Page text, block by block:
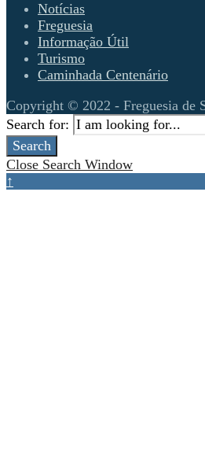
Notícias
Freguesia
Informação Útil
Turismo
Caminhada Centenário
Copyright © 2022 - Freguesia de
Search for:
Search
Close Search Window
↑